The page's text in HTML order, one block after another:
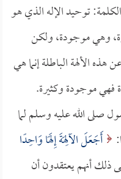
توحيد الإله الذي هو
وهي موجودة، ولكن
الألهة الباطلة إنما هي
فهي موجودة وكثيرة.
صلى الله عليه وسلم لما
أَجَعَلَ الآلِهَةَ إِلَهًا وَاحِدًا
ذلك أنهم يعتقدون أن